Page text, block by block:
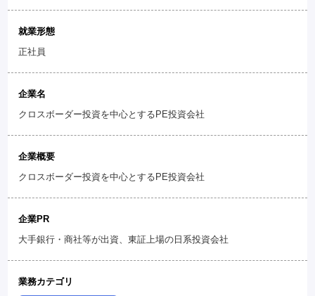
就業形態
正社員
企業名
クロスボーダー投資を中心とするPE投資会社
企業概要
クロスボーダー投資を中心とするPE投資会社
企業PR
大手銀行・商社等が出資、東証上場の日系投資会社
業務カテゴリ